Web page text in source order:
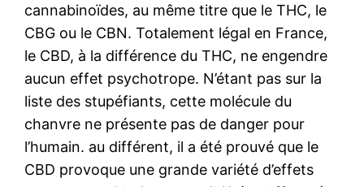
cannabinoïdes, au même titre que le THC, le
CBG ou le CBN. Totalement légal en France,
le CBD, à la différence du THC, ne engendre
aucun effet psychotrope. N’étant pas sur la
liste des stupéfiants, cette molécule du
chanvre ne présente pas de danger pour
l’humain. au différent, il a été prouvé que le
CBD provoque une grande variété d’effets